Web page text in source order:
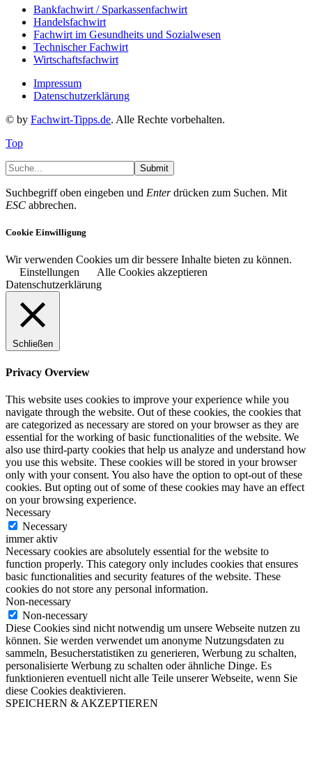
Bankfachwirt / Sparkassenfachwirt
Handelsfachwirt
Fachwirt im Gesundheits und Sozialwesen
Technischer Fachwirt
Wirtschaftsfachwirt
Impressum
Datenschutzerklärung
© by Fachwirt-Tipps.de. Alle Rechte vorbehalten.
Top
Submit
Suchbegriff oben eingeben und Enterdrücken zum Suchen. Mit
ESC abbrechen.
Cookie Einwilligung
Wir verwenden Cookies um dir bessere Inhalte bieten zu können.
Einstellungen
Alle Cookies akzeptieren
Datenschutzerklärung
Schließen
Privacy Overview
This website uses cookies to improve your experience while you
navigate through the website. Out of these cookies, the cookies that
are categorized as necessary are stored on your browser as they are
essential for the working of basic functionalities of the website. We
also use third-party cookies that help us analyze and understand how
you use this website. These cookies will be stored in your browser
only with your consent. You also have the option to opt-out of these
cookies. But opting out of some of these cookies may have an effect
on your browsing experience.
Necessary
Necessary
immer aktiv
Necessary cookies are absolutely essential for the website to
function properly. This category only includes cookies that ensures
basic functionalities and security features of the website. These
cookies do not store any personal information.
Non-necessary
Non-necessary
Diese Cookies sind nicht notwendig um unsere Webseite nutzen zu
können. Sie werden verwendet um anonyme Nutzungsdaten zu
sammeln, Besucherstatistiken zu generieren, Werbung zu schalten,
personalisierte Werbung zu schalten oder ähnliche Dinge. Es
funktionieren eventuell nicht alle Teile unserer Webseite, wenn Sie
diese Cookies deaktivieren.
SPEICHERN & AKZEPTIEREN